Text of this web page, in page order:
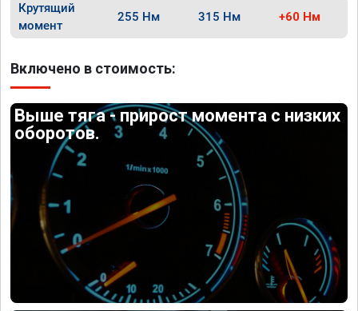
Крутящий
момент
255 Нм 315 Нм +60 Нм
Включено в стоимость:
Выше тяга - прирост момента с низких
оборотов.